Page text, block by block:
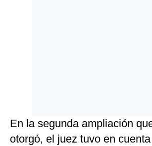
En la segunda ampliación
otorgó, el juez tuvo en